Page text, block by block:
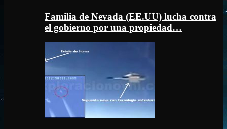
Familia de Nevada (EE.UU) lucha contra
el gobierno por una propiedad…